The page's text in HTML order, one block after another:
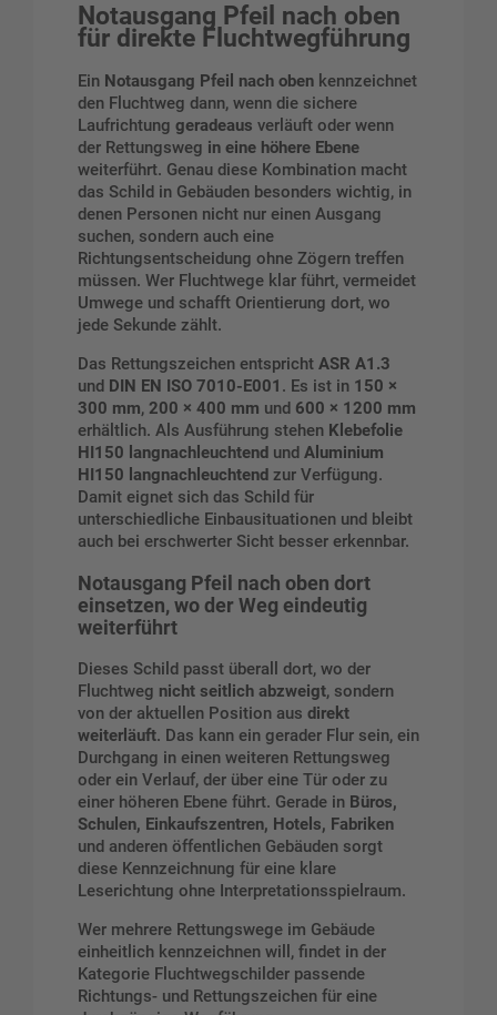
Notausgang Pfeil nach oben
für direkte Fluchtwegführung
Ein Notausgang Pfeil nach oben kennzeichnet
den Fluchtweg dann, wenn die sichere
Laufrichtung geradeaus verläuft oder wenn
der Rettungsweg in eine höhere Ebene
weiterführt. Genau diese Kombination macht
das Schild in Gebäuden besonders wichtig, in
denen Personen nicht nur einen Ausgang
suchen, sondern auch eine
Richtungsentscheidung ohne Zögern treffen
müssen. Wer Fluchtwege klar führt, vermeidet
Umwege und schafft Orientierung dort, wo
jede Sekunde zählt.
Das Rettungszeichen entspricht ASR A1.3
und DIN EN ISO 7010-E001 . Es ist in 150 ×
300 mm, 200 × 400 mm und 600 × 1200 mm
erhältlich. Als Ausführung stehen Klebefolie
HI150 langnachleuchtend und Aluminium
HI150 langnachleuchtend zur Verfügung.
Damit eignet sich das Schild für
unterschiedliche Einbausituationen und bleibt
auch bei erschwerter Sicht besser erkennbar.
Notausgang Pfeil nach oben dort
einsetzen, wo der Weg eindeutig
weiterführt
Dieses Schild passt überall dort, wo der
Fluchtweg nicht seitlich abzweigt, sondern
von der aktuellen Position aus direkt
weiterläuft. Das kann ein gerader Flur sein, ein
Durchgang in einen weiteren Rettungsweg
oder ein Verlauf, der über eine Tür oder zu
einer höheren Ebene führt. Gerade in Büros,
Schulen, Einkaufszentren, Hotels, Fabriken
und anderen öffentlichen Gebäuden sorgt
diese Kennzeichnung für eine klare
Leserichtung ohne Interpretationsspielraum.
Wer mehrere Rettungswege im Gebäude
einheitlich kennzeichnen will, findet in der
Kategorie Fluchtwegschilder passende
Richtungs- und Rettungszeichen für eine